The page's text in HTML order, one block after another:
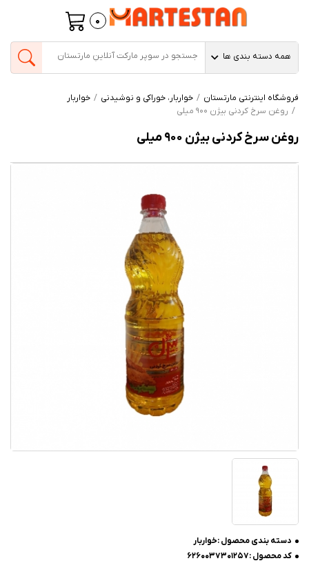
0
همه دسته بندی ها
فروشگاه اینترنتی مارتستان خواربار، خوراکی و نوشیدنی
خواربار
روغن سرخ کردنی بیژن 900 میلی
روغن سرخ کردنی بیژن 900 میلی
دسته بندی محصول :خواربار
کد محصول :6260037301257